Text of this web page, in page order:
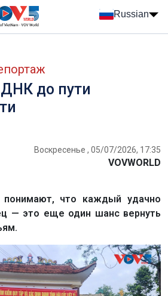
Russian
до пути
Воскресенье , 05/07/2026, 17:35
VOVWORLD
понимают, что каждый удачно
— это еще один шанс вернуть